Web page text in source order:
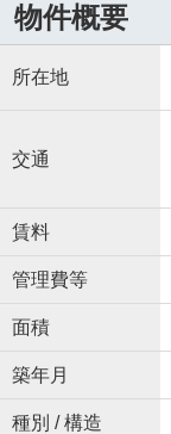
物件概要
所在地
交通
賃料
管理費等
面積
築年月
種別 / 構造